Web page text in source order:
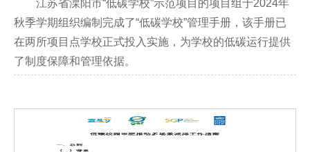
江苏省溧阳市“低碳学校”示范项目的项目组于2024年
秋季学期组织编制完成了“低碳学校”管理手册，该手册已
在两所项目点学校正式投入实施，为学校的低碳运行提供
了制度保障和管理依据。